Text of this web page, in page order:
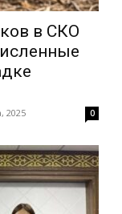
в СКО
2025 0